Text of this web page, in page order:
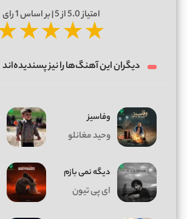
امتیاز5.0از 5 | بر اساس 1رای
★★★★
دیگران این آهنگ‌ها را نیز
وفاسیز
وحید مغانلو
دیگه نمی بازم
ای پی تیون